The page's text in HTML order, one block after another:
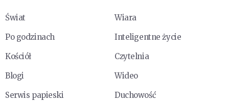
Świat
Wiara
Po godzinach
Inteligentne życie
Kościół
Czytelnia
Blogi
Wideo
Serwis papieski
Duchowość